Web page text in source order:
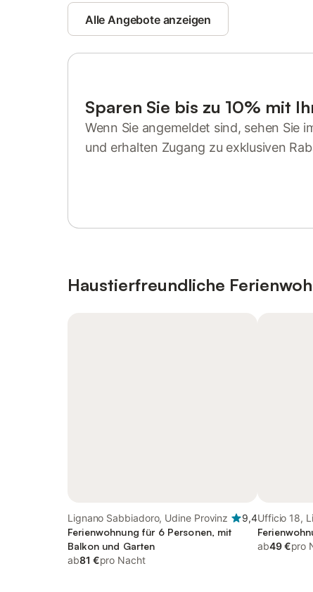
Alle Angebote anzeigen
Sparen Sie bis zu 10% mit
Wenn Sie angemeldet sind, sehen Sie
und erhalten Zugang zu exklusiven
Haustierfreundliche
Lignano Sabbiadoro, Udine Provinz
9,4
Ferienwohnung für 6 Personen, mit
Balkon und Garten
ab81 €pro Nacht
Ufficio 18,
ab49 €pro